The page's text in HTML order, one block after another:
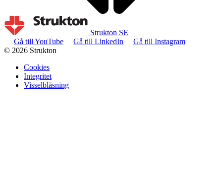
Strukton SE
Gå till YouTube
Gå till LinkedIn
Gå till Instagram
© 2026 Strukton
Cookies
Integritet
Visselblåsning